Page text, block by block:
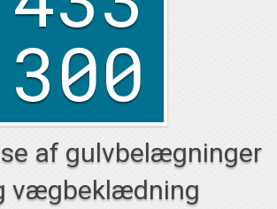
300
af gulvbelægninger
vægbeklædning